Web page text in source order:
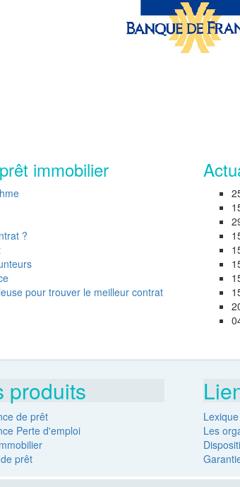
immobilier
?
pour trouver le meilleur contrat
produits
de prêt
Perte d'emploi
prêt
Les